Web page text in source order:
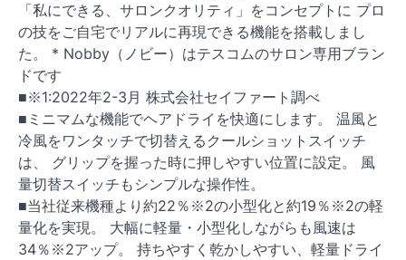
「私にできる、サロンクオリティ」をコンセプトに プロ
の技をご自宅でリアルに再現できる機能を搭載しまし
た。 * Nobby（ノビー）はテスコムのサロン専用ブラン
ドです
■※1:2022年2-3月 株式会社セイファート調べ
■ミニマムな機能でヘアドライを快適にします。 温風と
冷風をワンタッチで切替えるクールショットスイッチ
は、 グリップを握った時に押しやすい位置に設定。 風
量切替スイッチもシンプルな操作性。
■当社従来機種より約22％※2の小型化と約19％※2の軽
量化を実現。 大幅に軽量・小型化しながらも風速は
34％※2アップ。 持ちやすく乾かしやすい、軽量ドライ